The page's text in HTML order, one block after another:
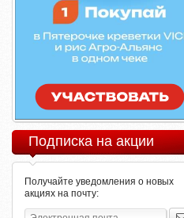
Подписка на акции
Получайте уведомления о новых
акциях на почту: